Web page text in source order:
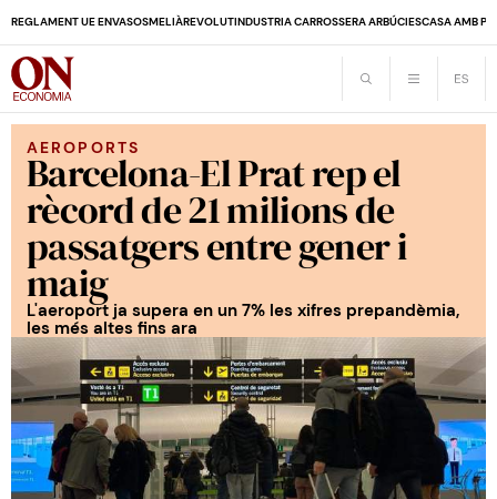
REGLAMENT UE ENVASOSMELIÀREVOLUTINDUSTRIA CARROSSERA ARBÚCIESCASA AMB
AEROPORTS
Barcelona-El Prat rep el
rècord de 21 milions de
passatgers entre gener i
maig
L'aeroport ja supera en un 7% les xifres prepandèmia,
les més altes fins ara